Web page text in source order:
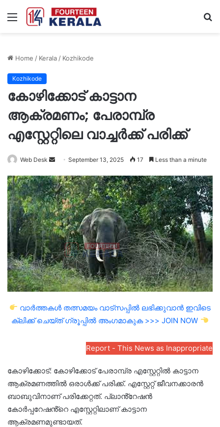
Menu
Home / Kerala/ Kozhikode
Kozhikode
കോഴിക്കോട് കാട്ടാന
ആക്രമണം; പേരാമ്പ്ര
എസ്റ്റേറ്റിലെ വാച്ചർക്ക് പരിക്ക്
Web Desk
Send
email
September 13, 2025 17 Less than a minute
വാർത്തകൾ തത്സമയം വാട്സപ്പിൽ ലഭിക്കുവാൻ ഇവിടെ
ക്ലിക്ക് ചെയ്ത് ഗ്രൂപ്പിൽ അംഗമാകുക >>> JOIN NOW
Report - This News as Inappropriate
കോഴിക്കോട്: കോഴിക്കോട് പേരാമ്പ്ര എസ്റ്റേറ്റിൽ കാട്ടാന
ആക്രമണത്തില്‍ ഒരാള്‍ക്ക് പരിക്ക്. എസ്റ്റേറ്റ് ജീവനക്കാരൻ
ബാബുവിനാണ് പരിക്കേറ്റത്. പ്ലാൻ്റേഷൻ
കോർപ്പറേഷൻ്റെ എസ്റ്റേറ്റിലാണ് കാട്ടാന
ആക്രമണമുണ്ടായത്.